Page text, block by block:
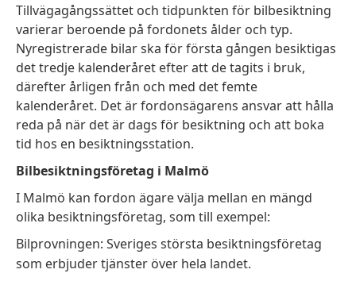
Tillvägagångssättet och tidpunkten för bilbesiktning
varierar beroende på fordonets ålder och typ.
Nyregistrerade bilar ska för första gången besiktigas
det tredje kalenderåret efter att de tagits i bruk,
därefter årligen från och med det femte
kalenderåret. Det är fordonsägarens ansvar att hålla
reda på när det är dags för besiktning och att boka
tid hos en besiktningsstation.
Bilbesiktningsföretag i Malmö
I Malmö kan fordon ägare välja mellan en mängd
olika besiktningsföretag, som till exempel:
Bilprovningen: Sveriges största besiktningsföretag
som erbjuder tjänster över hela landet.